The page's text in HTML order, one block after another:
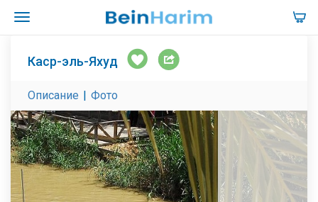
Каср-эль-Яхуд
Описание | Фото